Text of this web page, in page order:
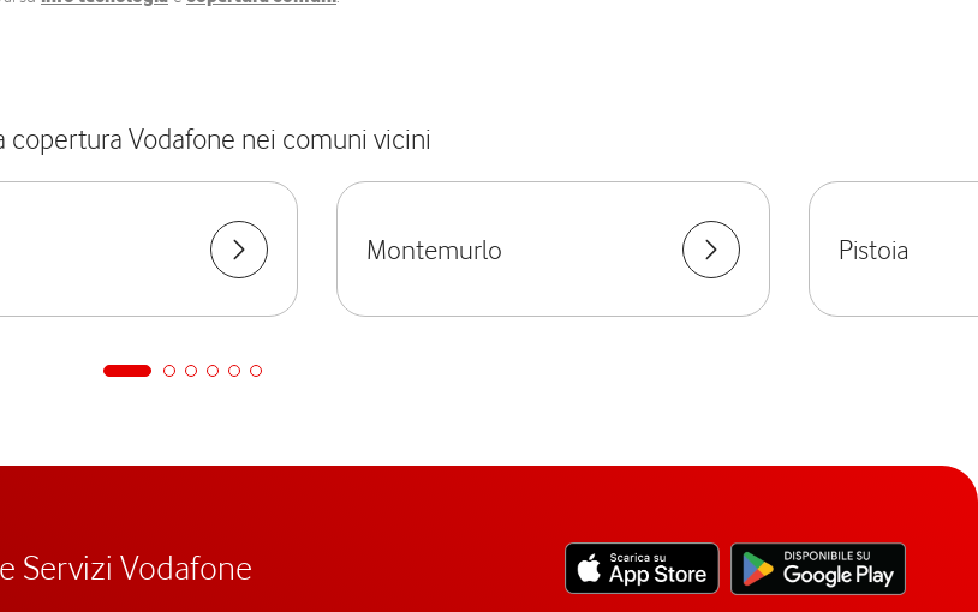
copertura Vodafone nei comuni vicini
Montemurlo Pistoia
Servizi Vodafone